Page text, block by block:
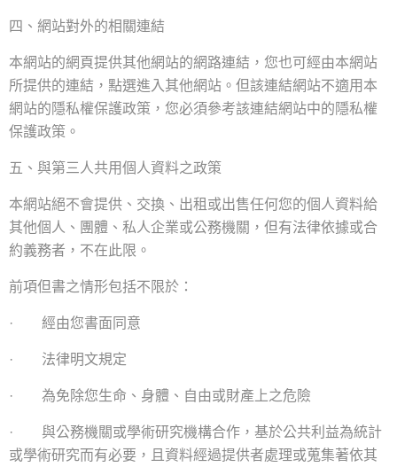
四、網站對外的相關連結
本網站的網頁提供其他網站的網路連結 ， 您也可經由本網站
所提供的連結 ， 點選進入其他網站 。 但該連結網站不適用本
網站的隱私權保護政策 ， 您必須參考該連結網站中的隱私權
保護政策 。
五、與第三人共用個人資料之政策
本網站絕不會提供 、 交換 、 出租或出售任何您的個人資料給
其他個人 、 團體 、 私人企業或公務機關，但有法律依據或合
約義務者 ， 不在此限 。
前項但書之情形包括不限於：
· 經由您書面同意
· 法律明文規定
· 為免除您生命 、 身體 、 自由或財產上之危險
· 與公務機關或學術研究機構合作 ， 基於公共利益為統計
或學術研究而有必要，且資料經過提供者處理或蒐集著依其